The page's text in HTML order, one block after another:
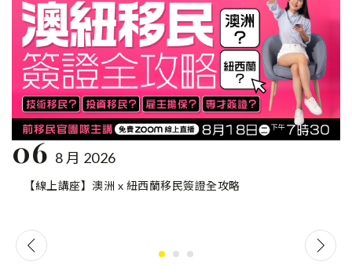
06 8 月 2026
【線上講座】澳洲 x 紐西蘭移民簽證全攻略